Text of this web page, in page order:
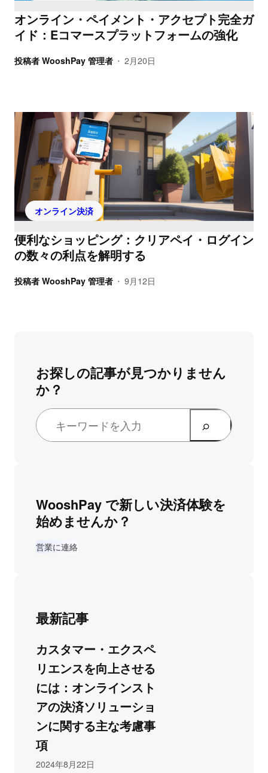
オンライン・ペイメント・アクセプト完全ガ
イド：Eコマースプラットフォームの強化
投稿者 WooshPay 管理者 • 2月20日
オンライン決済
便利なショッピング：クリアペイ・ログイン
の数々の利点を解明する
投稿者 WooshPay 管理者 • 9月12日
お探しの記事が見つかりません
か？
WooshPay で新しい決済体験を
始めませんか？
営業に連絡
最新記事
カスタマー・エクスペ
リエンスを向上させる
には：オンラインスト
アの決済ソリューショ
ンに関する主な考慮事
項
2024年8月22日